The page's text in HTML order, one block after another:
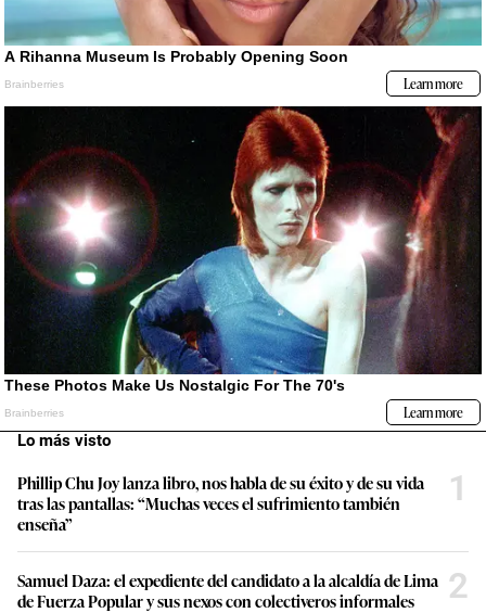
Lo más visto
Phillip Chu Joy lanza libro, nos habla de su éxito y de su vida
tras las pantallas: “Muchas veces el sufrimiento también
enseña”
1
Samuel Daza: el expediente del candidato a la alcaldía de Lima
de Fuerza Popular y sus nexos con colectiveros informales
2